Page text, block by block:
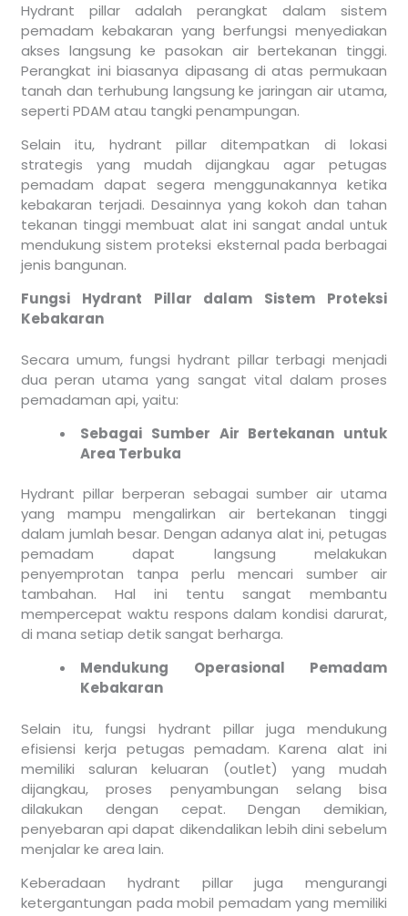
Hydrant pillar adalah perangkat dalam sistem
pemadam kebakaran yang berfungsi menyediakan
akses langsung ke pasokan air bertekanan tinggi.
Perangkat ini biasanya dipasang di atas permukaan
tanah dan terhubung langsung ke jaringan air utama,
seperti PDAM atau tangki penampungan.
Selain itu, hydrant pillar ditempatkan di lokasi
strategis yang mudah dijangkau agar petugas
pemadam dapat segera menggunakannya ketika
kebakaran terjadi. Desainnya yang kokoh dan tahan
tekanan tinggi membuat alat ini sangat andal untuk
mendukung sistem proteksi eksternal pada berbagai
jenis bangunan.
Fungsi Hydrant Pillar dalam Sistem Proteksi
Kebakaran
Secara umum, fungsi hydrant pillar terbagi menjadi
dua peran utama yang sangat vital dalam proses
pemadaman api, yaitu:
Sebagai Sumber Air Bertekanan untuk
Area Terbuka
Hydrant pillar berperan sebagai sumber air utama
yang mampu mengalirkan air bertekanan tinggi
dalam jumlah besar. Dengan adanya alat ini, petugas
pemadam dapat langsung melakukan
penyemprotan tanpa perlu mencari sumber air
tambahan. Hal ini tentu sangat membantu
mempercepat waktu respons dalam kondisi darurat,
di mana setiap detik sangat berharga.
Mendukung Operasional Pemadam
Kebakaran
Selain itu, fungsi hydrant pillar juga mendukung
efisiensi kerja petugas pemadam. Karena alat ini
memiliki saluran keluaran (outlet) yang mudah
dijangkau, proses penyambungan selang bisa
dilakukan dengan cepat. Dengan demikian,
penyebaran api dapat dikendalikan lebih dini sebelum
menjalar ke area lain.
Keberadaan hydrant pillar juga mengurangi
ketergantungan pada mobil pemadam yang memiliki